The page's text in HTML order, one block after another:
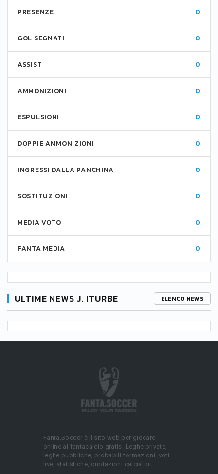
PRESENZE 0
GOL SEGNATI 0
ASSIST 0
AMMONIZIONI 0
ESPULSIONI 0
DOPPIE AMMONIZIONI 0
INGRESSI DALLA PANCHINA 0
SOSTITUZIONI 0
MEDIA VOTO 0
FANTA MEDIA 0
ULTIME NEWS J. ITURBE ELENCO NEWS
Fanta.Soccer è il sito web per giocare
online al fantacalcio gratis. Leghe private,
leghe pubbliche, probabili formazioni, voti
live, statistiche, quotazioni calciatori.